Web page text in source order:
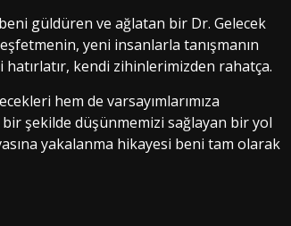
güldüren ve ağlatan bir Dr. Gelecek
yeni insanlarla tanışmanın
hatırlatır, kendi zihinlerimizden rahatça.
hem de varsayımlarımıza
şekilde düşünmemizi sağlayan bir yol
yakalanma hikayesi beni tam olarak